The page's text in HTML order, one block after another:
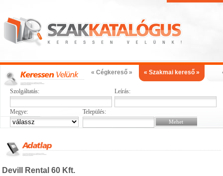
« Cégkereső » « Szakmai kereső »
Szolgáltatás: Leírás:
Megye: Település:
Devill Rental 60 Kft.